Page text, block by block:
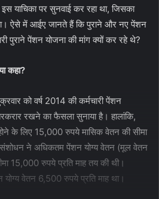
इस याचिका पर सुनवाई कर रहा था, जिसका
ऐसे में आईए जानते हैं कि पुराने और नए पेंशन
पुराने पेंशन योजना की मांग क्यों कर रहे थे?
कहा?
को वर्ष 2014 की कर्मचारी पेंशन
रखने का फैसला सुनाया है। हालांकि,
के लिए 15,000 रुपये मासिक वेतन की सीमा
संशोधन ने अधिकतम पेंशन योग्य वेतन (मूल वेतन
15,000 रुपये प्रति माह तय की थी।
वेतन 6,500 रुपये प्रति माह था।